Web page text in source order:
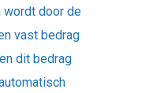
wordt door de
vast bedrag
dit bedrag